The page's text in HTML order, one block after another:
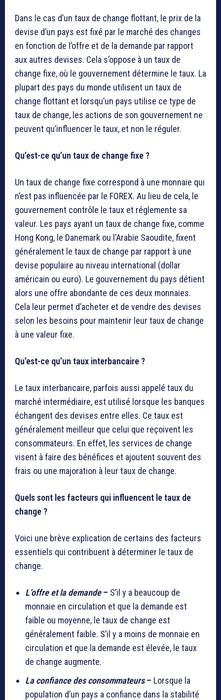
Dans le cas d’un taux de change flottant, le prix de la
devise d’un pays est fixé par le marché des changes
en fonction de l’offre et de la demande par rapport
aux autres devises. Cela s’oppose à un taux de
change fixe, où le gouvernement détermine le taux. La
plupart des pays du monde utilisent un taux de
change flottant et lorsqu’un pays utilise ce type de
taux de change, les actions de son gouvernement ne
peuvent qu’influencer le taux, et non le réguler.
Qu’est-ce qu’un taux de change fixe ?
Un taux de change fixe correspond à une monnaie qui
n’est pas influencée par le FOREX. Au lieu de cela, le
gouvernement contrôle le taux et réglemente sa
valeur. Les pays ayant un taux de change fixe, comme
Hong Kong, le Danemark ou l’Arabie Saoudite, fixent
généralement le taux de change par rapport à une
devise populaire au niveau international (dollar
américain ou euro). Le gouvernement du pays détient
alors une offre abondante de ces deux monnaies.
Cela leur permet d’acheter et de vendre des devises
selon les besoins pour maintenir leur taux de change
à une valeur fixe.
Qu’est-ce qu’un taux interbancaire ?
Le taux interbancaire, parfois aussi appelé taux du
marché intermédiaire, est utilisé lorsque les banques
échangent des devises entre elles. Ce taux est
généralement meilleur que celui que reçoivent les
consommateurs. En effet, les services de change
visent à faire des bénéfices et ajoutent souvent des
frais ou une majoration à leur taux de change.
Quels sont les facteurs qui influencent le taux de
change ?
Voici une brève explication de certains des facteurs
essentiels qui contribuent à déterminer le taux de
change.
L’offre et la demande– S’il y a beaucoup de
monnaie en circulation et que la demande est
faible ou moyenne, le taux de change est
généralement faible. S’il y a moins de monnaie en
circulation et que la demande est élevée, le taux
de change augmente.
La confiance des consommateurs– Lorsque la
population d’un pays a confiance dans la stabilité